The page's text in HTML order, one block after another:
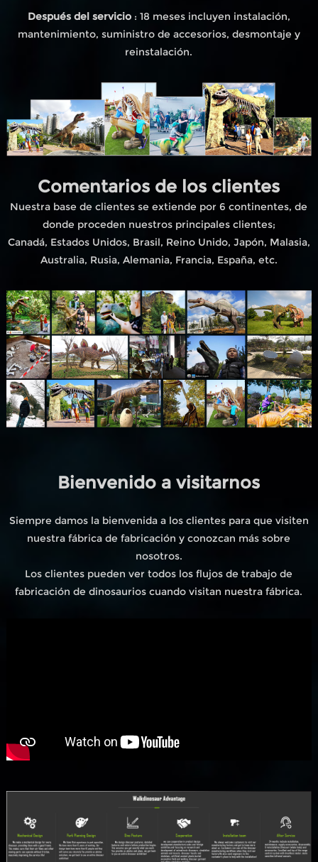
Después del servicio: 18 meses incluyen instalación,
mantenimiento, suministro de accesorios, desmontaje y
reinstalación.
Comentarios de los clientes
Nuestra base de clientes se extiende por 6 continentes, de
donde proceden nuestros principales clientes;
Canadá, Estados Unidos, Brasil, Reino Unido, Japón, Malasia,
Australia, Rusia, Alemania, Francia, España, etc.
Bienvenido a visitarnos
Siempre damos la bienvenida a los clientes para que visiten
nuestra fábrica de fabricación y conozcan más sobre
nosotros.
Los clientes pueden ver todos los flujos de trabajo de
fabricación de dinosaurios cuando visitan nuestra fábrica.